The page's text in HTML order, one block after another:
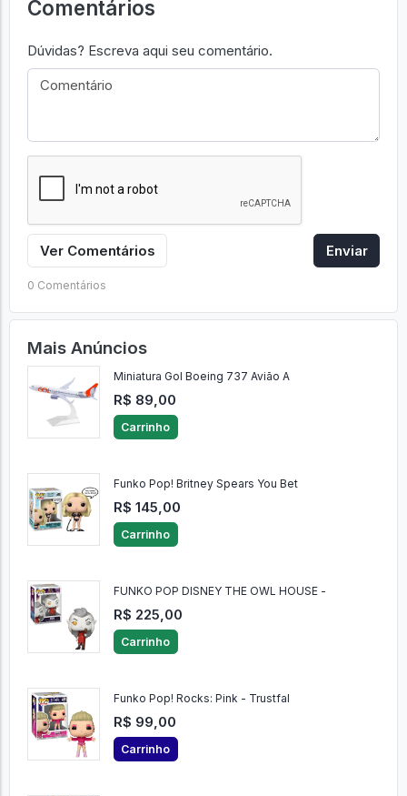
Comentários
Dúvidas? Escreva aqui seu comentário.
Ver Comentários Enviar
0 Comentários
Mais Anúncios
Miniatura Gol Boeing 737 Avião A
R$ 89,00
Carrinho
Funko Pop! Britney Spears You Bet
R$ 145,00
Carrinho
FUNKO POP DISNEY THE OWL HOUSE -
R$ 225,00
Carrinho
Funko Pop! Rocks: Pink - Trustfal
R$ 99,00
Carrinho